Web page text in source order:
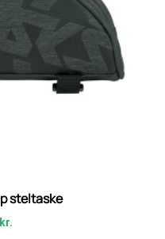
steltaske
kr.